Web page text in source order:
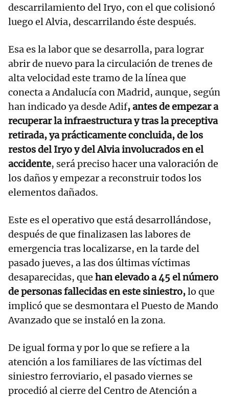
descarrilamiento del Iryo, con el que colisionó
luego el Alvia, descarrilando éste después.
Esa es la labor que se desarrolla, para lograr
abrir de nuevo para la circulación de trenes de
alta velocidad este tramo de la línea que
conecta a Andalucía con Madrid, aunque, según
han indicado ya desde Adif, antes de empezar a
recuperar la infraestructura y tras la preceptiva
retirada, ya prácticamente concluida, de los
restos del Iryo y del Alvia involucrados en el
accidente, será preciso hacer una valoración de
los daños y empezar a reconstruir todos los
elementos dañados.
Este es el operativo que está desarrollándose,
después de que finalizasen las labores de
emergencia tras localizarse, en la tarde del
pasado jueves, a las dos últimas víctimas
desaparecidas, que han elevado a 45 el número
de personas fallecidas en este siniestro,lo que
implicó que se desmontara el Puesto de Mando
Avanzado que se instaló en la zona.
De igual forma y por lo que se refiere a la
atención a los familiares de las víctimas del
siniestro ferroviario, el pasado viernes se
procedió al cierre del Centro de Atención a